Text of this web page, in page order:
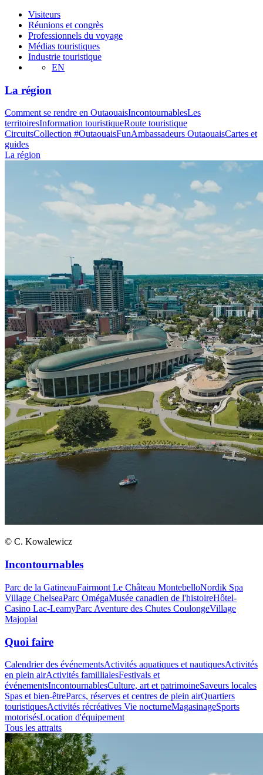
Visiteurs
Réunions et congrès
Professionnels du voyage
Médias touristiques
Industrie touristique
EN
La région
Comment se rendre en OutaouaisIncontournablesLes
territoiresInformation touristiqueRoute touristique
CircuitsCollection #OutaouaisFunAmbassadeurs OutaouaisCartes et
guides
La région
© C. Kowalewicz
Incontournables
Parc de la GatineauFairmont Le Château MontebelloNordik Spa
Village ChelseaParc OmégaMusée canadien de l'histoireHôtel-
Casino Lac-LeamyParc Aventure des Chutes CoulongeVillage
Majopial
Quoi faire
Calendrier des événementsActivités aquatiques et nautiquesActivités
en plein airActivités famillialesFestivals et
événementsIncontournablesCulture, art et patrimoineSaveurs locales
Spas et bien-êtreParcs, réserves et centres de plein airQuartiers
touristiquesActivités récréatives Vie nocturneMagasinageSports
motorisésLocation d'équipement
Tous les attraits